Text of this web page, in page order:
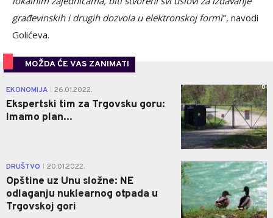
građevinskih i drugih dozvola u elektronskoj formi", navodi
Golićeva.
MOŽDA ĆE VAS ZANIMATI
EKONOMIJA 26.01.2022.
Ekspertski tim za Trgovsku goru:
Imamo plan...
0
DRUŠTVO 20.01.2022.
Opštine uz Unu složne: NE
odlaganju nuklearnog otpada u
Trgovskoj gori
1